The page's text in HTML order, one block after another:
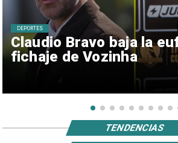
Claudio Bravo baja la
fichaje de Vozinha
DEPORTES
TENDENCIAS